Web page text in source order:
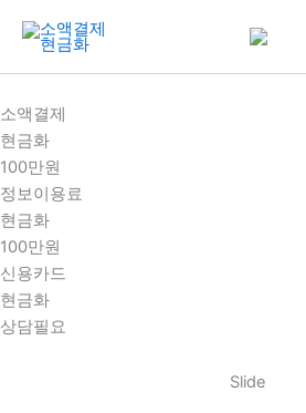
건
너
뛰
기
소액결제
현금화
100만원
정보이용료
현금화
100만원
신용카드
현금화
상담필요
Slide